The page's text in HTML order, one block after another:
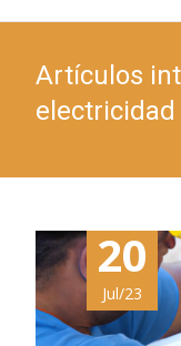
Artículos
electricidad
20
Jul/23